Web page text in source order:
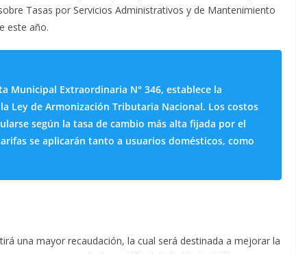
Tasas por Servicios Administrativos y de Mantenimiento
este año.
Municipal Extraordinaria N° 346, establece la
Ley de Armonización Tributaria Nacional. Los costos
según la tasa de cambio más alta fijada por el
se aplicarán tanto a usuarios domésticos, como
una mayor recaudación, la cual será destinada a mejorar la